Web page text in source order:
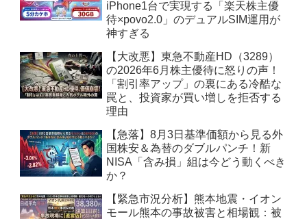
iPhone1台で実現する「楽天株主優
待×povo2.0」のデュアルSIM運用が
神すぎる
【大改悪】東急不動産HD（3289）
の2026年6月株主優待に怒りの声！
「割引率アップ」の裏にある冷酷な
罠と、投資家が買い増しを拒否する
理由
【急落】8月3日基準価額から見る外
国株安＆為替のダブルパンチ！新
NISA「含み損」組は今どう動くべき
か？
【緊急市況分析】熊本地震・イオン
モール熊本の事故被害と相場観：被